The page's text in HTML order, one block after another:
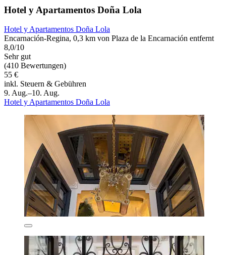
Hotel y Apartamentos Doña Lola
Hotel y Apartamentos Doña Lola
Encarnación-Regina, 0,3 km von Plaza de la Encarnación entfernt
8,0/10
Sehr gut
(410 Bewertungen)
55 €
inkl. Steuern & Gebühren
9. Aug.–10. Aug.
Hotel y Apartamentos Doña Lola